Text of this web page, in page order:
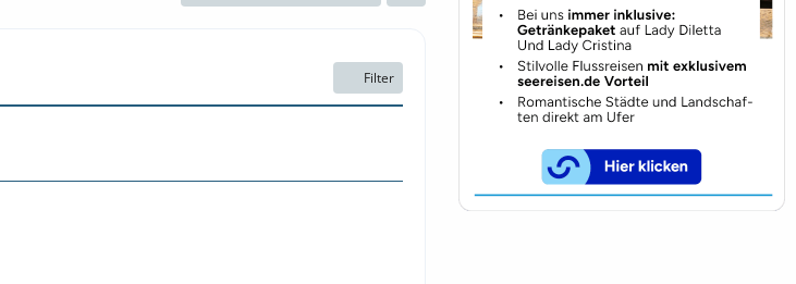
Filter